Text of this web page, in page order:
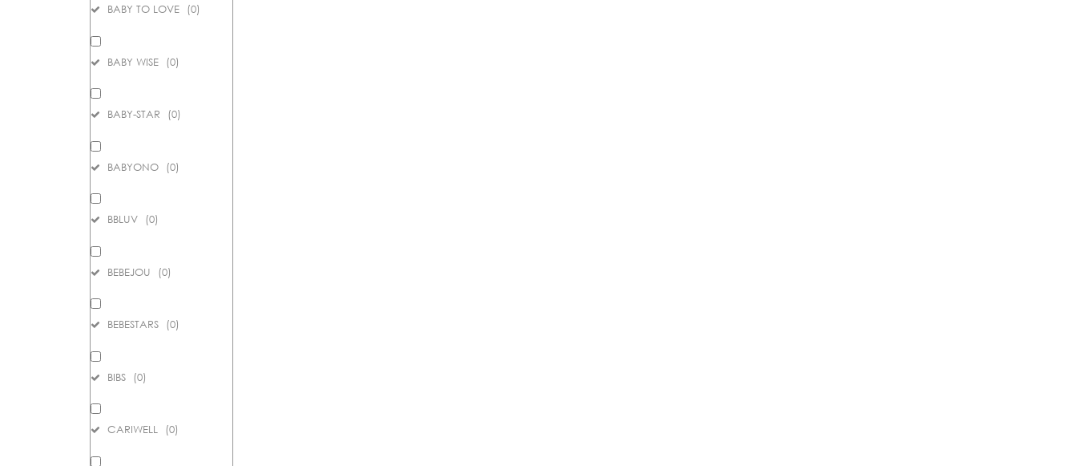
BABY TO LOVE (0)
BABY WISE (0)
BABY-STAR (0)
BABYONO (0)
BBLUV (0)
BEBEJOU (0)
BEBESTARS (0)
BIBS (0)
CARIWELL (0)